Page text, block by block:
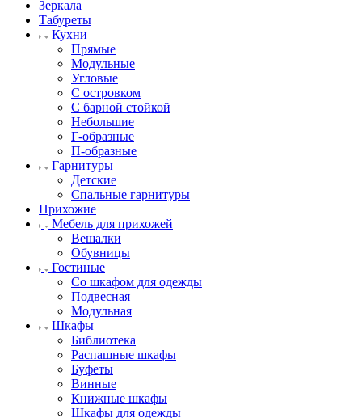
Зеркала
Табуреты
Кухни
Прямые
Модульные
Угловые
С островком
С барной стойкой
Небольшие
Г-образные
П-образные
Гарнитуры
Детские
Спальные гарнитуры
Прихожие
Мебель для прихожей
Вешалки
Обувницы
Гостиные
Со шкафом для одежды
Подвесная
Модульная
Шкафы
Библиотека
Распашные шкафы
Буфеты
Винные
Книжные шкафы
Шкафы для одежды